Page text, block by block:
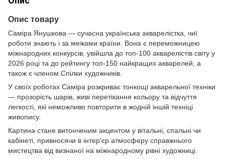
Опис товару
Саміра Янушкова — сучасна українська акварелістка, чиї
роботи знають і за межами країни. Вона є переможницею
міжнародних конкурсів, увійшла до топ-100 акварелістів світу у
2026 році та до рейтингу топ-150 найкращих акварелей, а
також є членом Спілки художників.
У своїх роботах Саміра розкриває тонкощі акварельної техніки
— прозорість шарів, живі перетікання кольору та відчуття
легкості, які неможливо повторити в жодній іншій техніці
живопису.
Картина стане витонченим акцентом у вітальні, спальні чи
кабінеті, привносячи в інтер'єр атмосферу справжнього
мистецтва від визнаної на міжнародному рівні художниці.